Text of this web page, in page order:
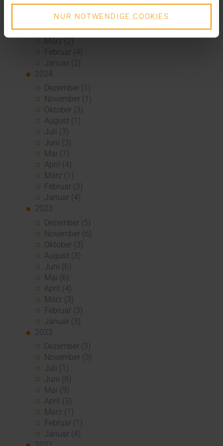
NUR NOTWENDIGE COOKIES
Juni (1)
Mai (2)
April (1)
März (2)
Februar (4)
Januar (2)
2024
Dezember (1)
November (1)
Oktober (3)
August (1)
Juli (3)
Juni (3)
Mai (7)
April (4)
März (1)
Februar (3)
Januar (4)
2023
Dezember (5)
November (6)
Oktober (3)
August (3)
Juni (6)
Mai (6)
April (4)
März (3)
Februar (3)
Januar (3)
2022
Dezember (3)
November (3)
Juli (1)
Juni (8)
Mai (9)
April (3)
März (1)
Februar (1)
Januar (4)